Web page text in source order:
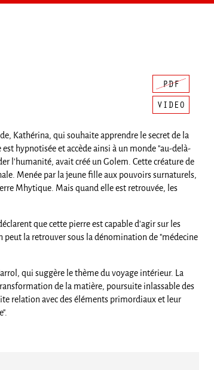
Kathérina, qui souhaite apprendre le secret de la
hypnotisée et accède ainsi à un monde "au-delà-
l'humanité, avait créé un Golem. Cette créature de
Menée par la jeune fille aux pouvoirs surnaturels,
Mhytique. Mais quand elle est retrouvée, les
que cette pierre est capable d'agir sur les
peut la retrouver sous la dénomination de "médecine
qui suggère le thème du voyage intérieur. La
de la matière, poursuite inlassable des
relation avec des éléments primordiaux et leur